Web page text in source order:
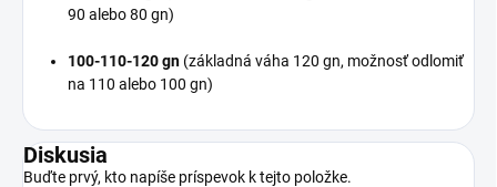
90 alebo 80 gn)
100-110-120 gn (základná váha 120 gn, možnosť odlomiť
na 110 alebo 100 gn)
Diskusia
Buďte prvý, kto napíše príspevok k tejto položke.